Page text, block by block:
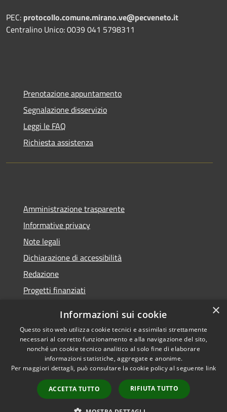
PEC: protocollo.comune.mirano.ve@pecveneto.it
Centralino Unico: 0039 041 5798311
Prenotazione appuntamento
Segnalazione disservizio
Leggi le FAQ
Richiesta assistenza
Amministrazione trasparente
Informative privacy
Note legali
Dichiarazione di accessibilità
Redazione
Progetti finanziati
RSS
Accessibilità
Privacy
Mappa del sito
Dichiarazione di
accessibilità• Copyright ©
2021 • Comune di Mirano
• Powered by
Municipium•
Accesso
redazione
×
Informazioni sui cookie
Questo sito web utilizza cookie tecnici e assimilati strettamente
necessari al corretto funzionamento e alla navigazione del sito,
nonché un cookie tecnico analitico al solo fine di elaborare
informazioni statistiche, aggregate e anonime.
Per maggiori dettagli, può consultare la cookie policy al seguente link
ACCETTA TUTTO RIFIUTA TUTTO